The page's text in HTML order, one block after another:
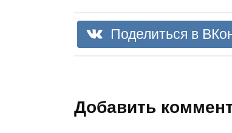
Поделиться в
Добавить